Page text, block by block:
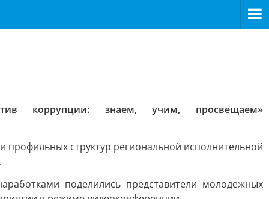
коррупции: знаем, учим, просвещаем»
профильных структур региональной исполнительной
поделились представители молодежных